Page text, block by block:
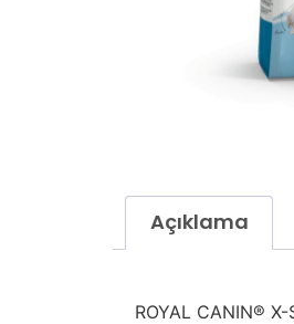
Açıklama
ROYAL CANIN®